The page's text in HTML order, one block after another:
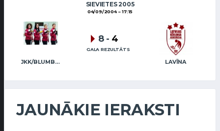
SIEVIETES 2005
04/09/2004 17:15
JKK/BLUMBERGA-BĒRZIŅA LAVĪNA
8 - 4
GALA REZULTĀTS
JAUNĀKIE IERAKSTI